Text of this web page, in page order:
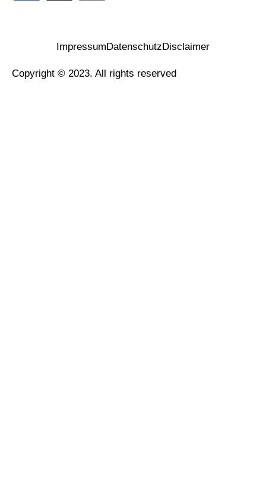
Copyright © 2023. All rights reserved
ImpressumDatenschutzDisclaimer